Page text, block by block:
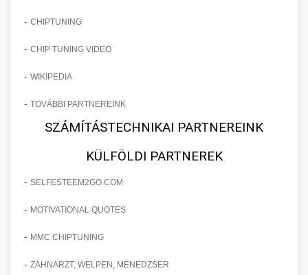
- CHIPTUNING
- CHIP TUNING VIDEO
- WIKIPEDIA
- TOVÁBBI PARTNEREINK
SZÁMÍTÁSTECHNIKAI PARTNEREINK
KÜLFÖLDI PARTNEREK
- SELFESTEEM2GO.COM
- MOTIVATIONAL QUOTES
- MMC CHIPTUNING
- ZAHNARZT, WELPEN, MENEDZSER